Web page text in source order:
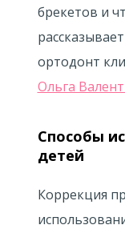
брекетов и
ортодонт
Ольга
Способы
детей
Коррекция